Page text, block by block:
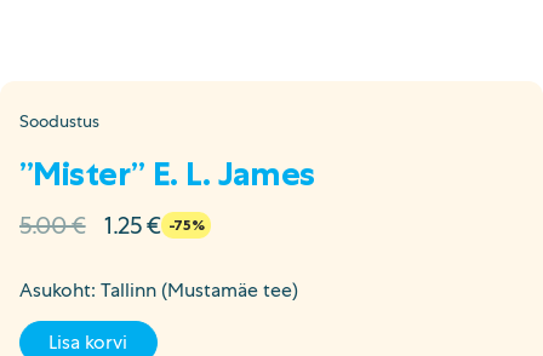
Soodustus
”Mister” E. L. James
5.00€ Algne
oli:
5.00 €.
1.25€Current
is:
1.25 €.
-75%
Asukoht: Tallinn (Mustamäe tee)
Lisa korvi